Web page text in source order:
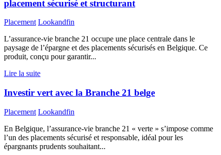
placement sécurisé et structurant
Placement Lookandfin
L’assurance-vie branche 21 occupe une place centrale dans le
paysage de l’épargne et des placements sécurisés en Belgique. Ce
produit, conçu pour garantir...
Lire la suite
Investir vert avec la Branche 21 belge
Placement Lookandfin
En Belgique, l’assurance-vie branche 21 « verte » s’impose comme
l’un des placements sécurisé et responsable, idéal pour les
épargnants prudents souhaitant...